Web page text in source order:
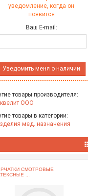
уведомление, когда он
появится
Ваш E-mail:
Уведомить меня о наличии
товары производителя:
ООО
товары в категории:
мед. назначения
СМОТРОВЫЕ
...